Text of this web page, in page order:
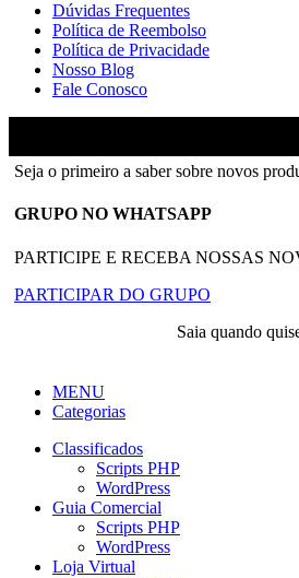
Dúvidas Frequentes
Política de Reembolso
Política de Privacidade
Nosso Blog
Fale Conosco
Seja o primeiro a saber sobre novos
GRUPO NO WHATSAPP
PARTICIPE E RECEBA NOSSAS
PARTICIPAR DO GRUPO
Saia quando
MENU
Categorias
Classificados
Scripts PHP
WordPress
Guia Comercial
Scripts PHP
WordPress
Loja Virtual